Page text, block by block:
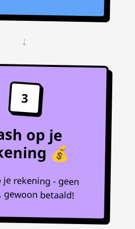
↓
3
op je
💰
je rekening - geen
gewoon betaald!